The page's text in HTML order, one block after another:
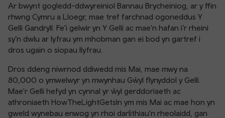
Ar bwynt gogledd-ddwyreiniol Bannau Brycheiniog, ar y ffin
rhwng Cymru a Lloegr, mae tref farchnad ogoneddus Y
Gelli Gandryll. Fe'i gelwir yn Y Gelli ac mae'n hafan i’r rheini
sy’n dwlu ar lyfrau ym mhobman gan ei bod yn gartref i
dros ugain o siopau llyfrau.
Dros ddeng niwrnod ddiwedd mis Mai, mae mwy na
80,000 o ymwelwyr yn mwynhau Gŵyl flynyddol y Gelli.
Mae'r Gelli hefyd yn cynnal yr ŵyl gerddoriaeth ac
athroniaeth HowTheLightGetsIn ym mis Mai ac mae hon yn
gweld wynebau enwog yn rhoi darlithiau'n rheolaidd, gan